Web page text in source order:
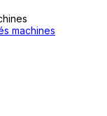
machines